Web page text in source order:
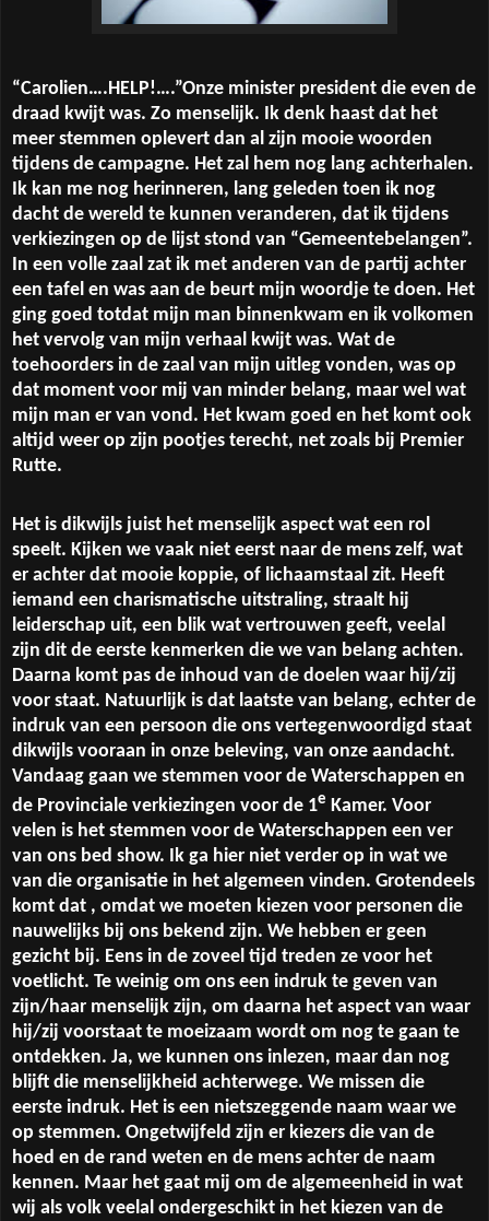
“Carolien….HELP!….”Onze minister president die even de
draad kwijt was. Zo menselijk. Ik denk haast dat het
meer stemmen oplevert dan al zijn mooie woorden
tijdens de campagne. Het zal hem nog lang achterhalen.
Ik kan me nog herinneren, lang geleden toen ik nog
dacht de wereld te kunnen veranderen, dat ik tijdens
verkiezingen op de lijst stond van “Gemeentebelangen”.
In een volle zaal zat ik met anderen van de partij achter
een tafel en was aan de beurt mijn woordje te doen. Het
ging goed totdat mijn man binnenkwam en ik volkomen
het vervolg van mijn verhaal kwijt was. Wat de
toehoorders in de zaal van mijn uitleg vonden, was op
dat moment voor mij van minder belang, maar wel wat
mijn man er van vond. Het kwam goed en het komt ook
altijd weer op zijn pootjes terecht, net zoals bij Premier
Rutte.
Het is dikwijls juist het menselijk aspect wat een rol
speelt. Kijken we vaak niet eerst naar de mens zelf, wat
er achter dat mooie koppie, of lichaamstaal zit. Heeft
iemand een charismatische uitstraling, straalt hij
leiderschap uit, een blik wat vertrouwen geeft, veelal
zijn dit de eerste kenmerken die we van belang achten.
Daarna komt pas de inhoud van de doelen waar hij/zij
voor staat. Natuurlijk is dat laatste van belang, echter de
indruk van een persoon die ons vertegenwoordigd staat
dikwijls vooraan in onze beleving, van onze aandacht.
Vandaag gaan we stemmen voor de Waterschappen en
de Provinciale verkiezingen voor de 1e Kamer. Voor
velen is het stemmen voor de Waterschappen een ver
van ons bed show. Ik ga hier niet verder op in wat we
van die organisatie in het algemeen vinden. Grotendeels
komt dat , omdat we moeten kiezen voor personen die
nauwelijks bij ons bekend zijn. We hebben er geen
gezicht bij. Eens in de zoveel tijd treden ze voor het
voetlicht. Te weinig om ons een indruk te geven van
zijn/haar menselijk zijn, om daarna het aspect van waar
hij/zij voorstaat te moeizaam wordt om nog te gaan te
ontdekken. Ja, we kunnen ons inlezen, maar dan nog
blijft die menselijkheid achterwege. We missen die
eerste indruk. Het is een nietszeggende naam waar we
op stemmen. Ongetwijfeld zijn er kiezers die van de
hoed en de rand weten en de mens achter de naam
kennen. Maar het gaat mij om de algemeenheid in wat
wij als volk veelal ondergeschikt in het kiezen van de